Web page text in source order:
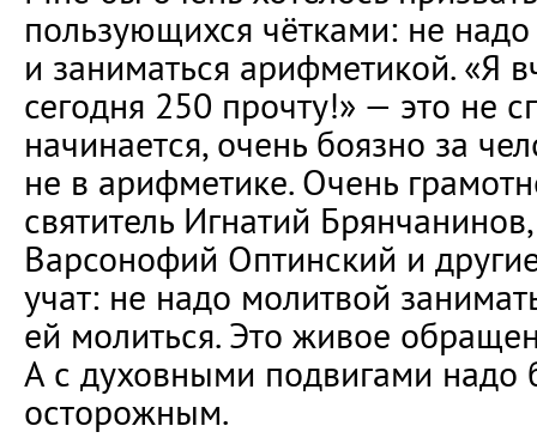
пользующихся чётками: не
и заниматься арифметикой. «Я
сегодня 250 прочту!» — это не
начинается, очень боязно за
не в арифметике. Очень
святитель Игнатий
Варсонофий Оптинский и
учат: не надо молитвой
ей молиться. Это живое
А с духовными подвигами надо
осторожным.